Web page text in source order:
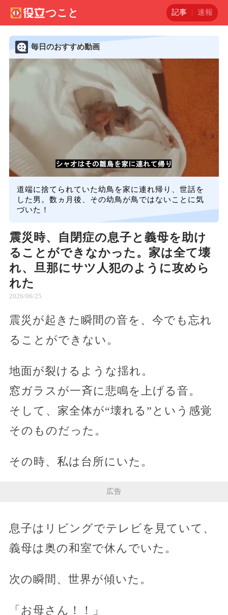
記事 速報
毎日のおすすめ動画
道端に捨てられていた幼鳥を家に連れ帰り、世話を
した男。数ヵ月後、その幼鳥が鳥ではないことに気
づいた！
震災時、自閉症の息子と義母を助け
ることができなかった。家は全て壊
れ、旦那にサツ人犯のように攻めら
れた
2026/06/25
震災が起きた瞬間の音を、今でも忘れ
ることができない。
地面が裂けるような揺れ。
窓ガラスが一斉に悲鳴を上げる音。
そして、家全体が“壊れる”という感覚
そのものだった。
その時、私は台所にいた。
広告
息子はリビングでテレビを見ていて、
義母は奥の和室で休んでいた。
次の瞬間、世界が傾いた。
「お母さん！！」